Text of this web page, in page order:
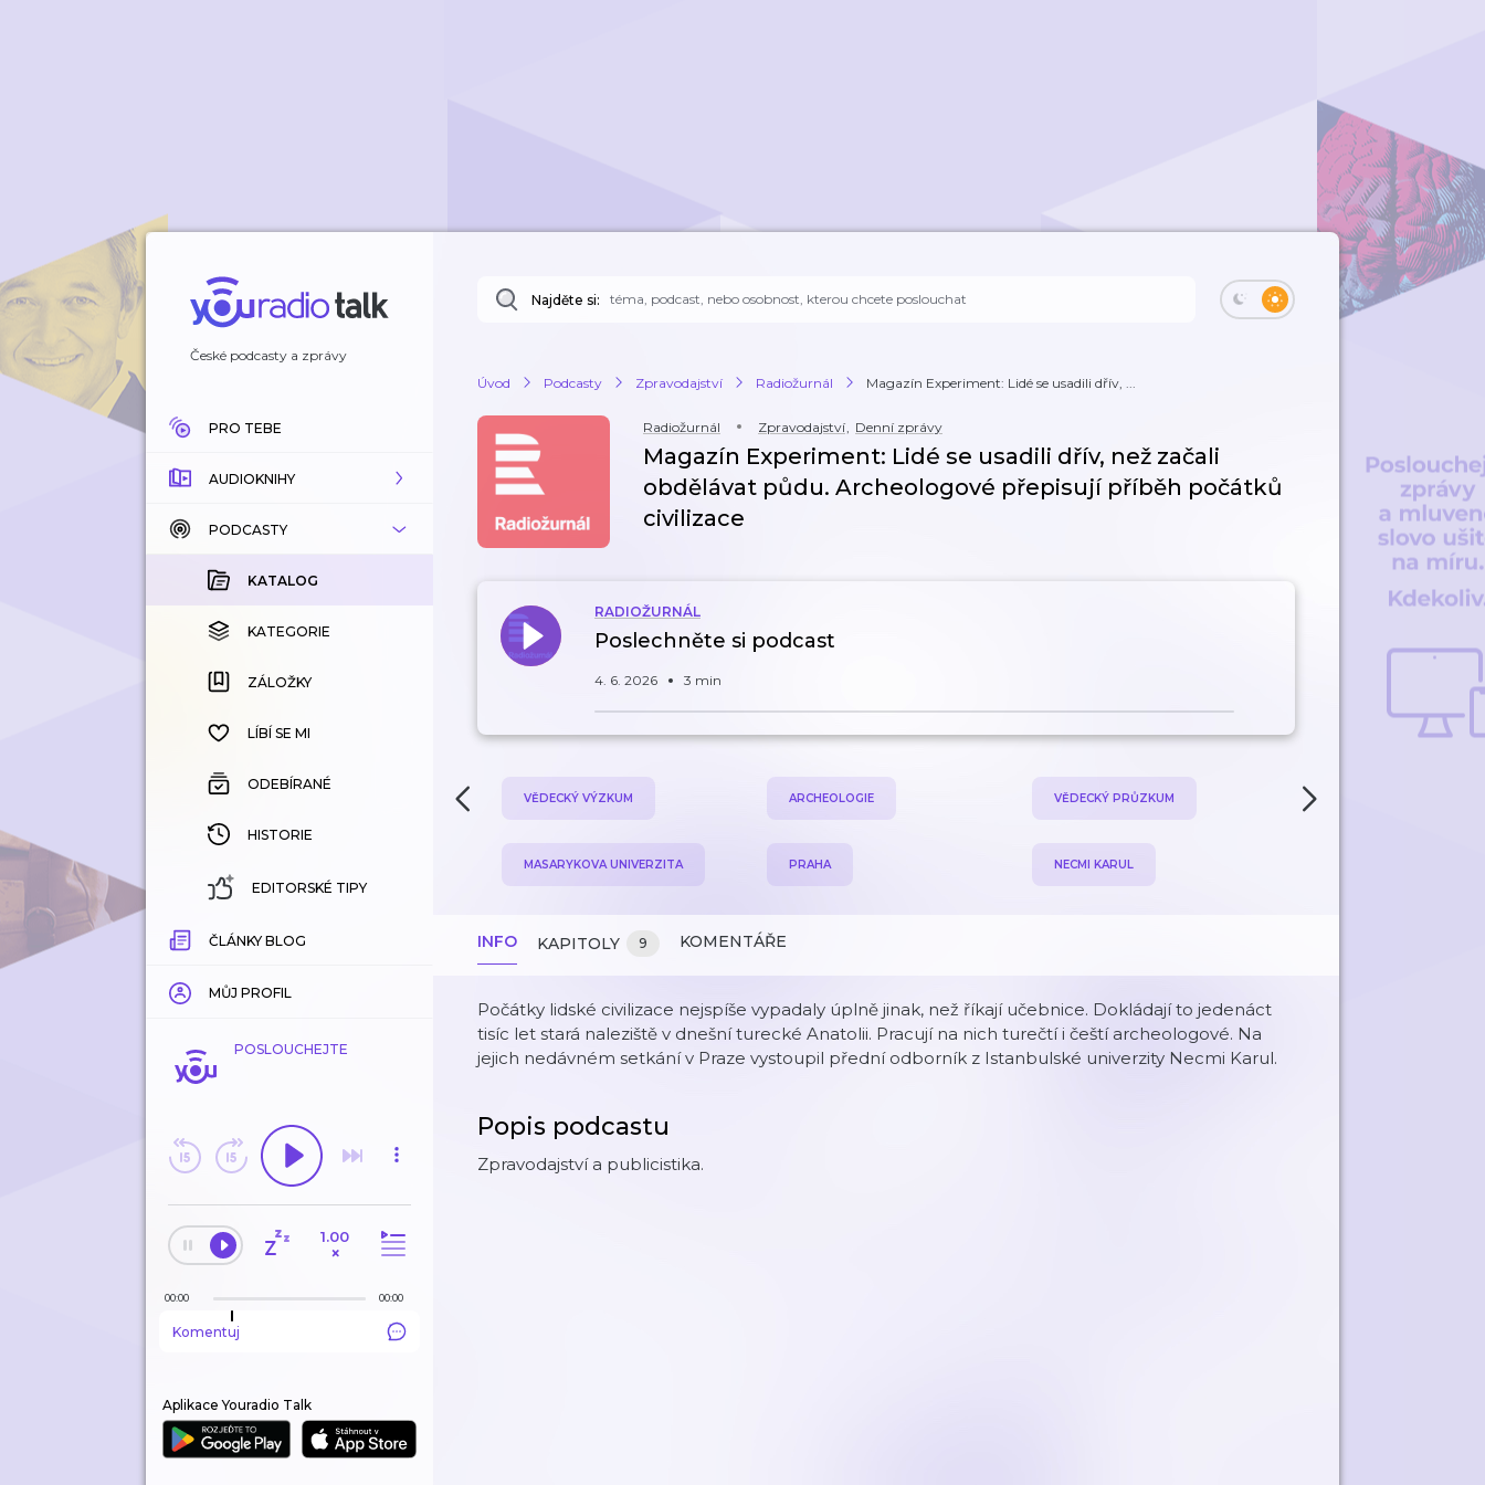
České podcasty a zprávy
PRO TEBE
AUDIOKNIHY
KATALOG
KOUPENÉ
KATEGORIE
ZÁLOŽKY
HISTORIE
PODCASTY
KATALOG
KATEGORIE
ZÁLOŽKY
LÍBÍ SE MI
ODEBÍRANÉ
HISTORIE
EDITORSKÉ TIPY
ČLÁNKY BLOG
MŮJ PROFIL
POSLOUCHEJTE
1.00
×
00:00 00:00
Komentuj
Aplikace Youradio Talk
Najděte si:
Úvod Podcasty Zpravodajství Radiožurnál Magazín Experiment: Lidé se usadili dřív, ...
Radiožurnál Zpravodajství, Denní zprávy
Magazín Experiment: Lidé se usadili dřív, než začali
obdělávat půdu. Archeologové přepisují příběh počátků
civilizace
RADIOŽURNÁL
Poslechněte si podcast
4. 6. 2026 3 min
VĚDECKÝ VÝZKUM ARCHEOLOGIE VĚDECKÝ PRŮZKUM
MASARYKOVA UNIVERZITA PRAHA NECMI KARUL
INFO KAPITOLY 9 KOMENTÁŘE
Počátky lidské civilizace nejspíše vypadaly úplně jinak, než říkají učebnice. Dokládají to jedenáct
tisíc let stará naleziště v dnešní turecké Anatolii. Pracují na nich turečtí i čeští archeologové. Na
jejich nedávném setkání v Praze vystoupil přední odborník z Istanbulské univerzity Necmi Karul.
Popis podcastu
Zpravodajství a publicistika.